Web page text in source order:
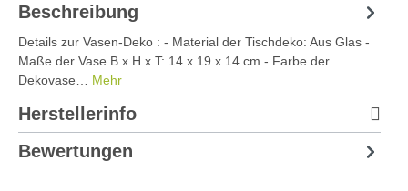
Beschreibung
Details zur Vasen-Deko : - Material der Tischdeko: Aus Glas -
Maße der Vase B x H x T: 14 x 19 x 14 cm - Farbe der
Dekovase… Mehr
Herstellerinfo
Bewertungen